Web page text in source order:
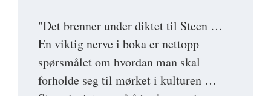
"Det brenner under diktet til Steen …
En viktig nerve i boka er nettopp
spørsmålet om hvordan man skal
forholde seg til mørket i kulturen …